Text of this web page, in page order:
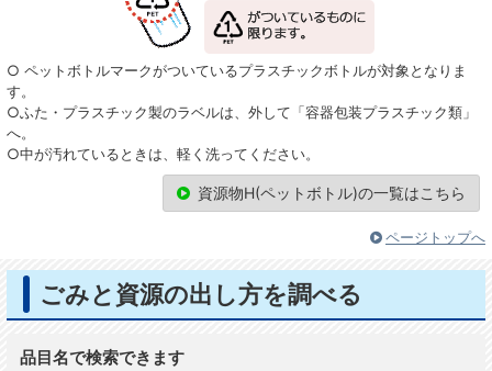
○ ペットボトルマークがついているプラスチックボトルが対象となりま
す。
○ふた・プラスチック製のラベルは、外して「容器包装プラスチック類」
へ。
○中が汚れているときは、軽く洗ってください。
資源物H(ペットボトル)の一覧はこちら
ページトップへ
ごみと資源の出し方を調べる
品目名で検索できます